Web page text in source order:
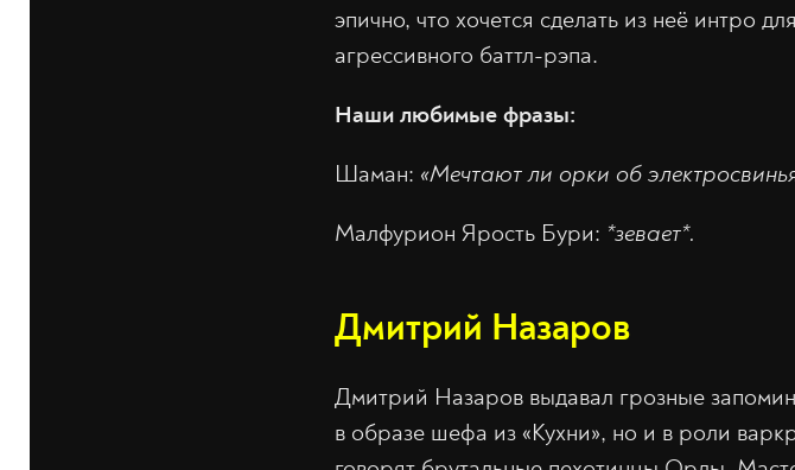
эпично, что хочется сделать из неё интро
агрессивного баттл-рэпа.
Наши любимые фразы:
Шаман: «Мечтают ли орки об
Малфурион Ярость Бури: *зевает*.
Дмитрий Назаров
Дмитрий Назаров выдавал грозные
в образе шефа из «Кухни», но и в роли